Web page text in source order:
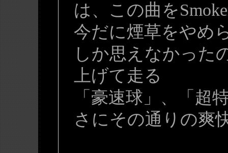
は、この曲を
今だに煙草をやめ
しか思えなかった
上げて走る
「豪速球」、「超
さにその通りの爽